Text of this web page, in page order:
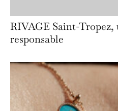
RIVAGE Saint-
responsable